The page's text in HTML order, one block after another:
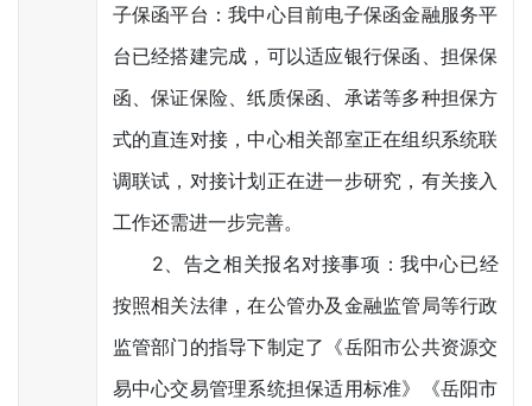
子保函平台：我中心目前电子保函金融服务平
台已经搭建完成，可以适应银行保函、担保保
函、保证保险、纸质保函、承诺等多种担保方
式的直连对接，中心相关部室正在组织系统联
调联试，对接计划正在进一步研究，有关接入
工作还需进一步完善。
2、告之相关报名对接事项：我中心已经
按照相关法律，在公管办及金融监管局等行政
监管部门的指导下制定了《岳阳市公共资源交
易中心交易管理系统担保适用标准》《岳阳市